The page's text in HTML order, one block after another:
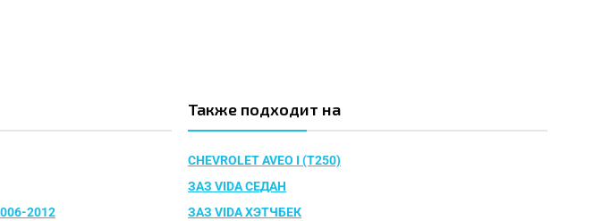
2012
Также подходит на
CHEVROLET AVEO I (T250)
ЗАЗ VIDA СЕДАН
ЗАЗ VIDA ХЭТЧБЕК